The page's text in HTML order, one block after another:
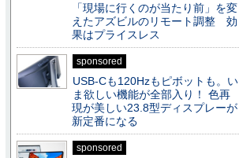
「現場に行くのが当たり前」を変
えたアズビルのリモート調整 効
果はプライスレス
sponsored
USB-Cも120Hzもピボットも。い
ま欲しい機能が全部入り！ 色再
現が美しい23.8型ディスプレーが
新定番になる
sponsored